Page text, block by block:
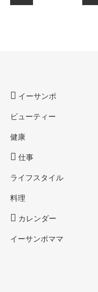
イーサンポ
ビューティー
健康
仕事
ライフスタイル
料理
カレンダー
イーサンポママ